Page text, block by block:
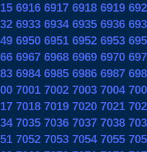
6916 6917 6918 6919
6933 6934 6935 6936
6950 6951 6952 6953
6967 6968 6969 6970
6984 6985 6986 6987
7001 7002 7003 7004
7018 7019 7020 7021
7035 7036 7037 7038
7052 7053 7054 7055